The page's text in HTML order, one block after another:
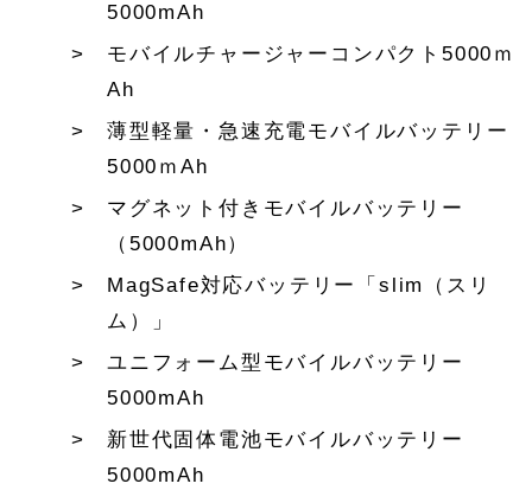
5000mAh
モバイルチャージャーコンパクト5000ｍ
Ah
薄型軽量・急速充電モバイルバッテリー
5000ｍAh
マグネット付きモバイルバッテリー
（5000mAh）
MagSafe対応バッテリー「slim（スリ
ム）」
ユニフォーム型モバイルバッテリー
5000mAh
新世代固体電池モバイルバッテリー
5000mAh